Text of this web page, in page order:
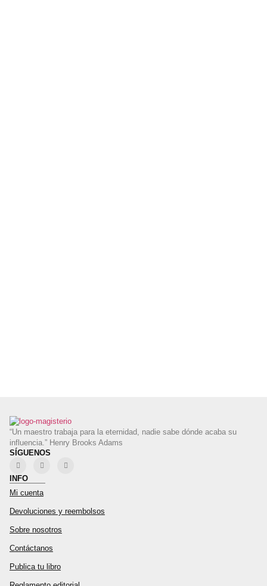
“Un maestro trabaja para la eternidad, nadie sabe dónde acaba su
influencia.” Henry Brooks Adams
SÍGUENOS
INFO
Mi cuenta
Devoluciones y reembolsos
Sobre nosotros
Contáctanos
Publica tu libro